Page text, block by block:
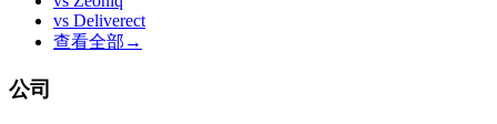
vs Deliverect
查看全部 →
公司